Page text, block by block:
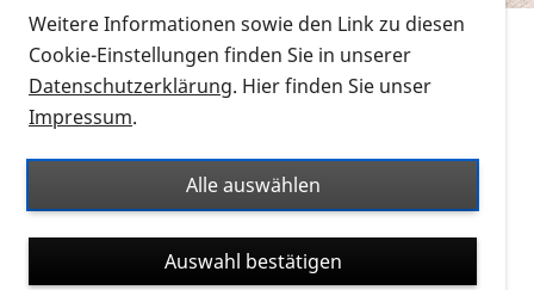
Thema Infomaterial auf der PRO RETINA-Website
für blinde und sehbehinderte Menschen an.
Auf dieser Seite finden Sie sämtliches Infomaterial
Ort. Nutzen Sie den Formatfilter, um ausschließlich
nach Flyern und Broschüren, Audios oder Videos zu
suchen. Die meisten Flyer und Broschüren werden in
verschiedenen Formaten angeboten: zur
Weitere Informationen sowie den Link zu diesen
Cookie-Einstellungen finden Sie in unserer
Datenschutzerklärung. Hier finden Sie unser
Impressum.
Alle auswählen
Auswahl bestätigen